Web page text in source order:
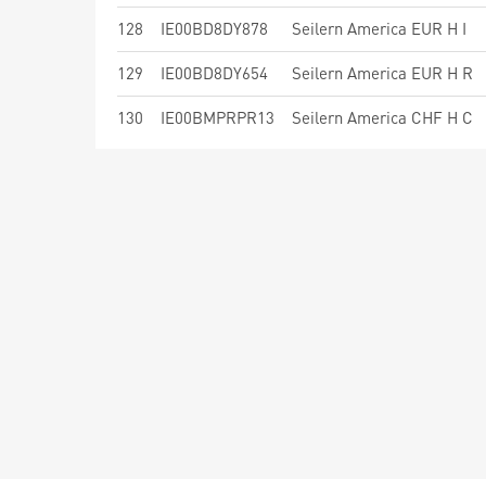
128 IE00BD8DY878 Seilern America EUR H I
129 IE00BD8DY654 Seilern America EUR H R
130 IE00BMPRPR13 Seilern America CHF H C